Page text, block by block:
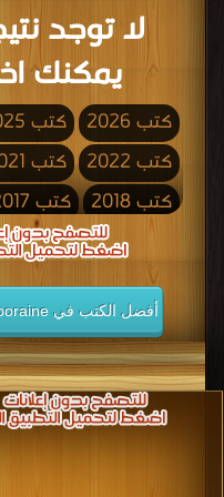
لا توجد
يمكنك
كتب 2026 كتب 2025
كتب 2022
كتب 2021
كتب 2018
كتب 2017
كتب 2013
كتب 2010
كتب 2009
كتب 2006
كتب 2005
كتب 2002
كتب 2001
كتب 1998
كتب 1997
كتب 1994
كتب 1993
أفضل الكتب في la Littérature française contemporaine